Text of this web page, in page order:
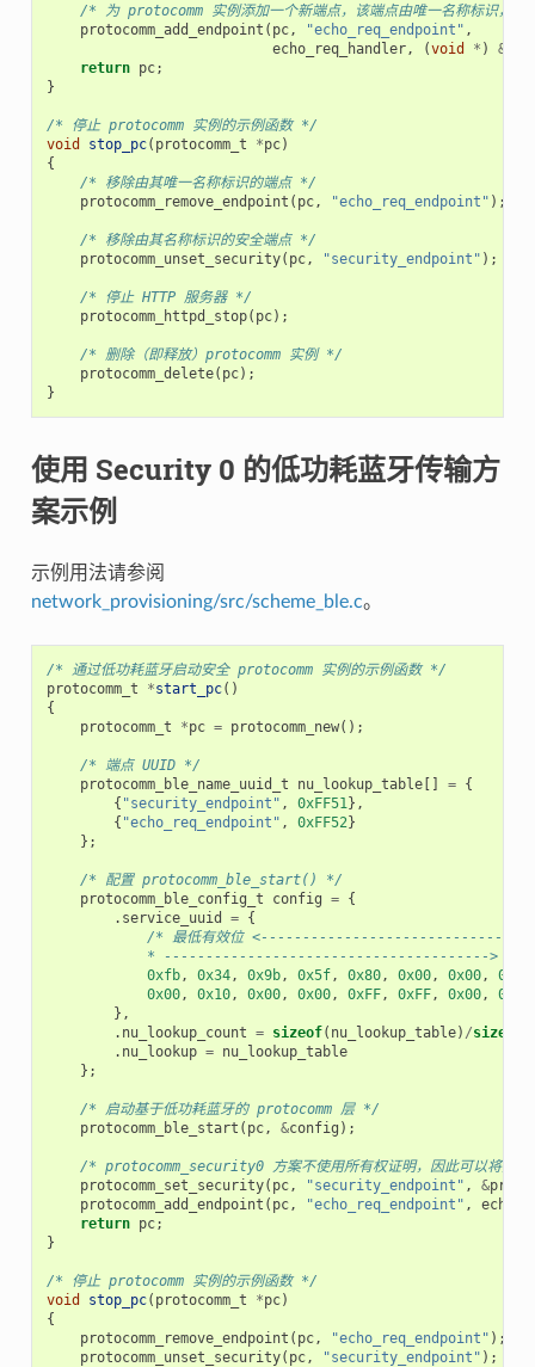
/* 为 protocomm 实例添加一个新端点，该端点由唯一名称标识，再
protocomm_add_endpoint ( pc, "echo_req_endpoint" ,
echo_req_handler, (void * ) &
return pc;
}
/* 停止 protocomm 实例的示例函数 */
void
stop_pc( protocomm_t *pc)
{
/* 移除由其唯一名称标识的端点 */
protocomm_remove_endpoint ( pc, "echo_req_endpoint" );
/* 移除由其名称标识的安全端点 */
protocomm_unset_security( pc, "security_endpoint" );
/* 停止 HTTP 服务器 */
protocomm_httpd_stop( pc);
/* 删除（即释放）protocomm 实例 */
protocomm_delete( pc);
}
使用 Security 0 的低功耗蓝牙传输方
案示例
示例用法请参阅
network_provisioning/src/scheme_ble.c。
/* 通过低功耗蓝牙启动安全 protocomm 实例的示例函数 */
protocomm_t
*start_pc()
{
protocomm_t
*pc = protocomm_new();
/* 端点 UUID */
protocomm_ble_name_uuid_t
nu_lookup_table[] = {
{ "security_endpoint" , 0xFF51},
{ "echo_req_endpoint" , 0xFF52}
};
/* 配置 protocomm_ble_start() */
protocomm_ble_config_t
config = {
. service_uuid = {
/* 最低有效位
* ---------------------------------------> 最高
0xfb, 0x34, 0x9b, 0x5f, 0x80, 0x00, 0x00, 0x80
0x00, 0x10, 0x00, 0x00, 0xFF, 0xFF, 0x00, 0x00
},
. nu_lookup_count = sizeof( nu_lookup_table) /sizeof
. nu_lookup = nu_lookup_table
};
/* 启动基于低功耗蓝牙的 protocomm 层 */
protocomm_ble_start ( pc, &config );
/* protocomm_security0 方案不使用所有权证明，因此可以将其
protocomm_set_security( pc, "security_endpoint" , &
protocomm_add_endpoint ( pc, "echo_req_endpoint" ,
return pc;
}
/* 停止 protocomm 实例的示例函数 */
void
stop_pc( protocomm_t *pc)
{
protocomm_remove_endpoint ( pc, "echo_req_endpoint" );
protocomm_unset_security( pc, "security_endpoint" );